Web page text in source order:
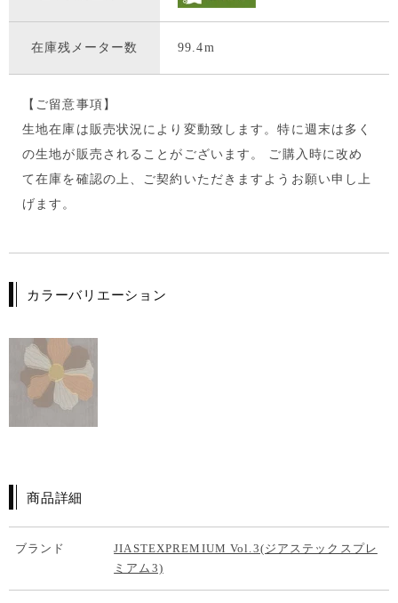
在庫残メーター数 99.4m
【ご留意事項】
生地在庫は販売状況により変動致します。特に週末は多く
の生地が販売されることがございます。 ご購入時に改め
て在庫を確認の上、ご契約いただきますようお願い申し上
げます。
カラーバリエーション
商品詳細
ブランド
JIASTEXPREMIUM Vol.3(ジアステックスプレ
ミアム3)